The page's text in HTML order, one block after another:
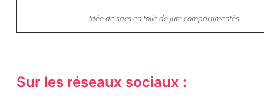
Idée de sacs en toile de jute compartimentés
Sur les réseaux sociaux :